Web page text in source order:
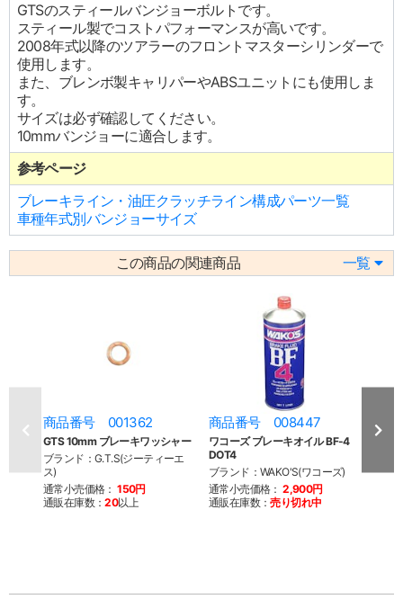
GTSのスティールバンジョーボルトです。
スティール製でコストパフォーマンスが高いです。
2008年式以降のツアラーのフロントマスターシリンダーで
使用します。
また、ブレンボ製キャリパーやABSユニットにも使用しま
す。
サイズは必ず確認してください。
10mmバンジョーに適合します。
参考ページ
ブレーキライン・油圧クラッチライン構成パーツ一覧
車種年式別バンジョーサイズ
この商品の関連商品 一覧
商品番号 001362
GTS 10mm ブレーキワッシャー
ブランド：G.T.S(ジーティーエ
ス)
通常小売価格： 150円
通販在庫数：20以上
商品番号 008447
ワコーズ ブレーキオイル BF-4
DOT4
ブランド：WAKO'S(ワコーズ)
通常小売価格： 2,900円
通販在庫数：売り切れ中
商
ブラ